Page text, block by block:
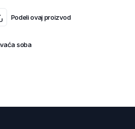
Podeli ovaj proizvod
soba